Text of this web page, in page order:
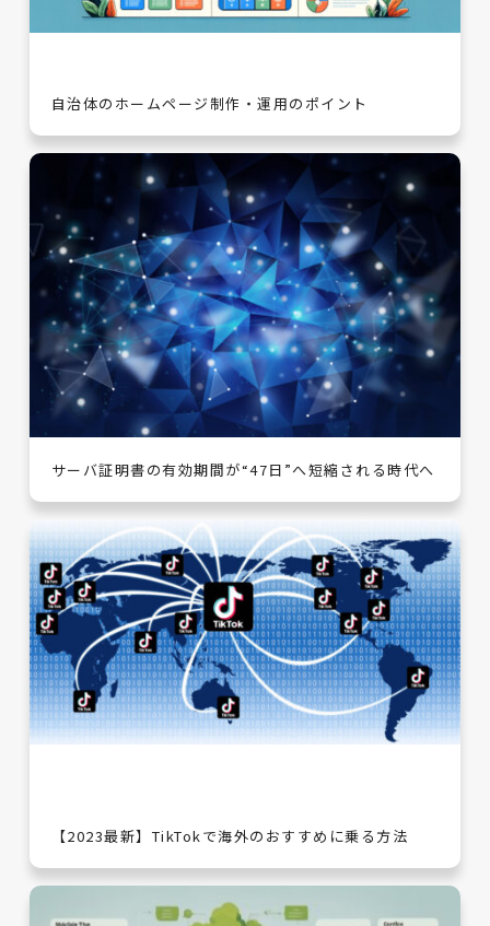
自治体のホームページ制作・運用のポイント
サーバ証明書の有効期間が“47日”へ短縮される時代へ
【2023最新】TikTokで海外のおすすめに乗る方法